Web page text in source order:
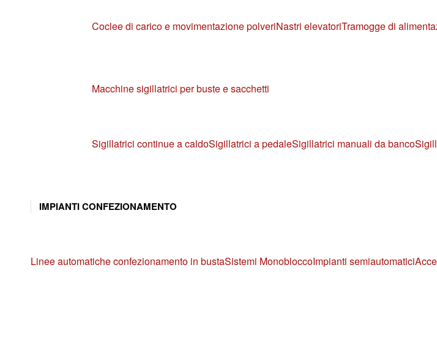
Coclee di carico e movimentazione polveriNastri elevatoriTramogge di
Macchine sigillatrici per buste e sacchetti
Sigillatrici continue a caldoSigillatrici a pedaleSigillatrici manuali da banco
IMPIANTI CONFEZIONAMENTO
Linee automatiche confezionamento in bustaSistemi MonobloccoImpianti semiautomatici